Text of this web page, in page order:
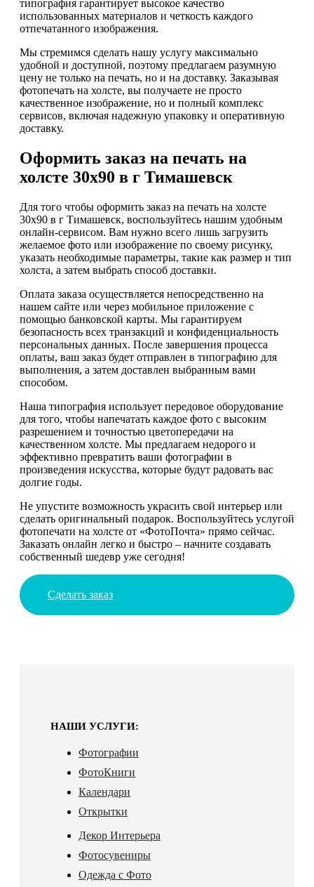
типография гарантирует высокое качество
использованных материалов и четкость каждого
отпечатанного изображения.
Мы стремимся сделать нашу услугу максимально
удобной и доступной, поэтому предлагаем разумную
цену не только на печать, но и на доставку. Заказывая
фотопечать на холсте, вы получаете не просто
качественное изображение, но и полный комплекс
сервисов, включая надежную упаковку и оперативную
доставку.
Оформить заказ на печать на
холсте 30х90 в г Тимашевск
Для того чтобы оформить заказ на печать на холсте
30х90 в г Тимашевск, воспользуйтесь нашим удобным
онлайн-сервисом. Вам нужно всего лишь загрузить
желаемое фото или изображение по своему рисунку,
указать необходимые параметры, такие как размер и тип
холста, а затем выбрать способ доставки.
Оплата заказа осуществляется непосредственно на
нашем сайте или через мобильное приложение с
помощью банковской карты. Мы гарантируем
безопасность всех транзакций и конфиденциальность
персональных данных. После завершения процесса
оплаты, ваш заказ будет отправлен в типографию для
выполнения, а затем доставлен выбранным вами
способом.
Наша типография использует передовое оборудование
для того, чтобы напечатать каждое фото с высоким
разрешением и точностью цветопередачи на
качественном холсте. Мы предлагаем недорого и
эффективно превратить ваши фотографии в
произведения искусства, которые будут радовать вас
долгие годы.
Не упустите возможность украсить свой интерьер или
сделать оригинальный подарок. Воспользуйтесь услугой
фотопечати на холсте от «ФотоПочта» прямо сейчас.
Заказать онлайн легко и быстро – начните создавать
собственный шедевр уже сегодня!
Сделать заказ
НАШИ УСЛУГИ:
Фотографии
ФотоКниги
Календари
Открытки
Декор Интерьера
Фотосувениры
Одежда с Фото